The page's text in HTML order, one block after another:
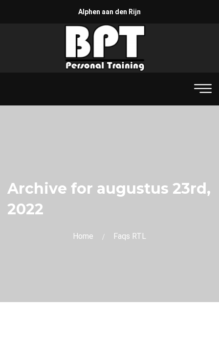
Alphen aan den Rijn
Archive for augustus 23rd,
2022
Home Faqs RTL